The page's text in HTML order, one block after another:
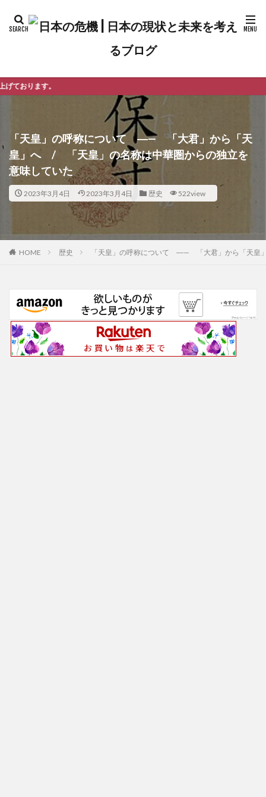
「天皇」の呼称について ―— 「大君」から「天
皇」へ / 「天皇」の名称は中華圏からの独立を
意味していた
2023年3月4日 2023年3月4日 歴史 522view
HOME 歴史 「天皇」の呼称について ―— 「大君」から「天皇